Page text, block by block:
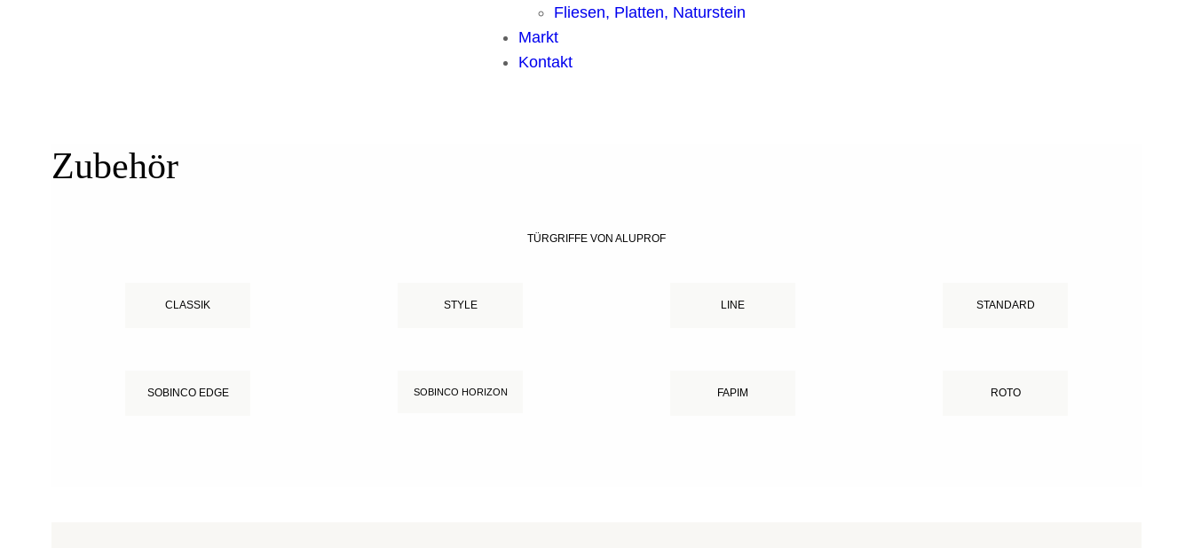
Fliesen, Platten, Naturstein
Markt
Kontakt
Zubehör
TÜRGRIFFE VON ALUPROF
CLASSIK STYLE LINE STANDARD
SOBINCO EDGE SOBINCO HORIZON FAPIM ROTO